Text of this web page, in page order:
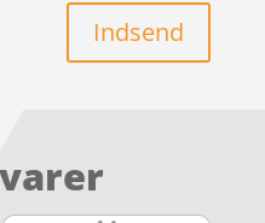
Indsend